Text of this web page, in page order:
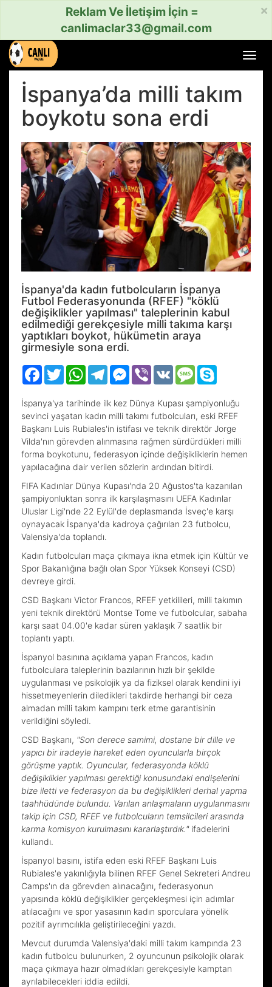
×
Reklam Ve İletişim İçin =
canlimaclar33@gmail.com
aç
İspanya’da milli takım
boykotu sona erdi
İspanya'da kadın futbolcuların İspanya
Futbol Federasyonunda (RFEF) "köklü
değişiklikler yapılması" taleplerinin kabul
edilmediği gerekçesiyle milli takıma karşı
yaptıkları boykot, hükümetin araya
girmesiyle sona erdi.
Facebook
TwitterWhatsAppTelegramMessenger
Viber VK Message
İspanya'ya tarihinde ilk kez Dünya Kupası şampiyonluğu
sevinci yaşatan kadın milli takımı futbolcuları, eski RFEF
Başkanı Luis Rubiales'in istifası ve teknik direktör Jorge
Vilda'nın görevden alınmasına rağmen sürdürdükleri milli
forma boykotunu, federasyon içinde değişikliklerin hemen
yapılacağına dair verilen sözlerin ardından bitirdi.
FIFA Kadınlar Dünya Kupası'nda 20 Ağustos'ta kazanılan
şampiyonluktan sonra ilk karşılaşmasını UEFA Kadınlar
Uluslar Ligi'nde 22 Eylül'de deplasmanda İsveç'e karşı
oynayacak İspanya'da kadroya çağırılan 23 futbolcu,
Valensiya'da toplandı.
Kadın futbolcuları maça çıkmaya ikna etmek için Kültür ve
Spor Bakanlığına bağlı olan Spor Yüksek Konseyi (CSD)
devreye girdi.
CSD Başkanı Victor Francos, RFEF yetkilileri, milli takımın
yeni teknik direktörü Montse Tome ve futbolcular, sabaha
karşı saat 04.00'e kadar süren yaklaşık 7 saatlik bir
toplantı yaptı.
İspanyol basınına açıklama yapan Francos, kadın
futbolculara taleplerinin bazılarının hızlı bir şekilde
uygulanması ve psikolojik ya da fiziksel olarak kendini iyi
hissetmeyenlerin diledikleri takdirde herhangi bir ceza
almadan milli takım kampını terk etme garantisinin
verildiğini söyledi.
CSD Başkanı, "Son derece samimi, dostane bir dille ve
yapıcı bir iradeyle hareket eden oyuncularla birçok
görüşme yaptık. Oyuncular, federasyonda köklü
değişiklikler yapılması gerektiği konusundaki endişelerini
bize iletti ve federasyon da bu değişiklikleri derhal yapma
taahhüdünde bulundu. Varılan anlaşmaların uygulanmasını
takip için CSD, RFEF ve futbolcuların temsilcileri arasında
karma komisyon kurulmasını kararlaştırdık."ifadelerini
kullandı.
İspanyol basını, istifa eden eski RFEF Başkanı Luis
Rubiales'e yakınlığıyla bilinen RFEF Genel Sekreteri Andreu
Camps'ın da görevden alınacağını, federasyonun
yapısında köklü değişiklikler gerçekleşmesi için adımlar
atılacağını ve spor yasasının kadın sporculara yönelik
pozitif ayrımcılıkla geliştirileceğini yazdı.
Mevcut durumda Valensiya'daki milli takım kampında 23
kadın futbolcu bulunurken, 2 oyuncunun psikolojik olarak
maça çıkmaya hazır olmadıkları gerekçesiyle kamptan
ayrılabilecekleri iddia edildi.